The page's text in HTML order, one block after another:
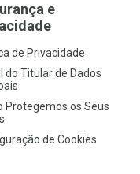
e
de Privacidade
do Titular de Dados
Protegemos os Seus
de Cookies